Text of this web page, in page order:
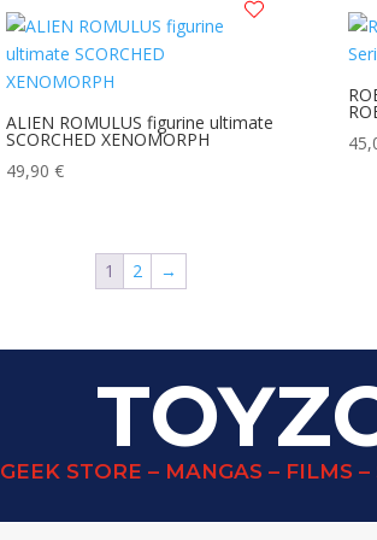
ALIEN ROMULUS figurine ultimate
SCORCHED XENOMORPH
49,90 €
1 2 →
GEEK STORE – MANGAS – FILMS